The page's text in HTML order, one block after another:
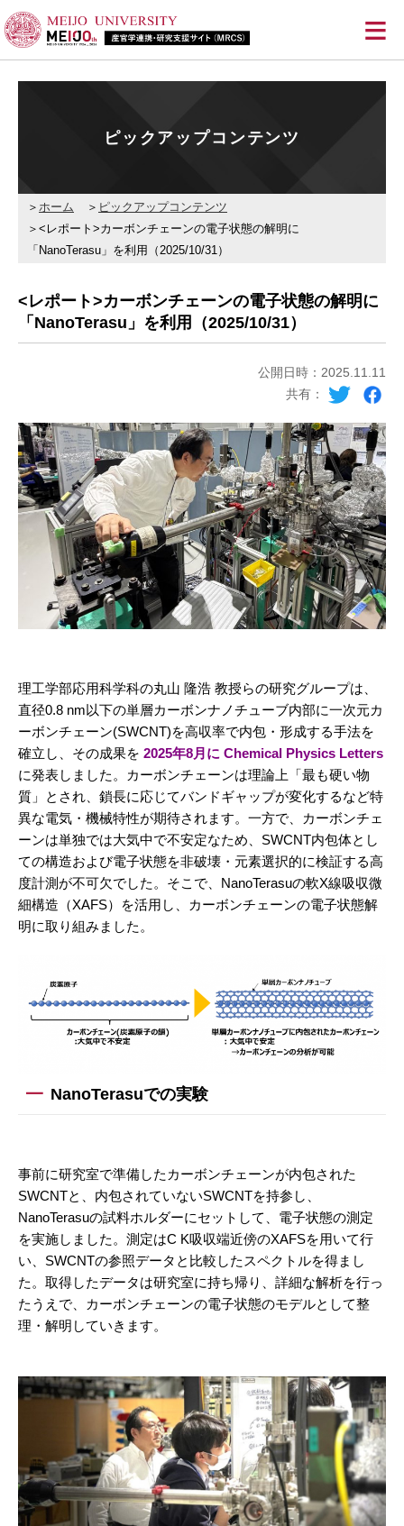
≡
ピックアップコンテンツ
ホーム
ピックアップコンテンツ
<レポート>カーボンチェーンの電子状態の解明に
「NanoTerasu」を利用（2025/10/31）
<レポート>カーボンチェーンの電子状態の解明に
「NanoTerasu」を利用（2025/10/31）
公開日時：2025.11.11
共有：
理工学部応用科学科の丸山 隆浩 教授らの研究グループは、
直径0.8 nm以下の単層カーボンナノチューブ内部に一次元カ
ーボンチェーン(SWCNT)を高収率で内包・形成する手法を
確立し、その成果を 2025年8月に Chemical Physics Letters
に発表しました。カーボンチェーンは理論上「最も硬い物
質」とされ、鎖長に応じてバンドギャップが変化するなど特
異な電気・機械特性が期待されます。一方で、カーボンチェ
ーンは単独では大気中で不安定なため、SWCNT内包体とし
ての構造および電子状態を非破壊・元素選択的に検証する高
度計測が不可欠でした。そこで、NanoTerasuの軟X線吸収微
細構造（XAFS）を活用し、カーボンチェーンの電子状態解
明に取り組みました。
NanoTerasuでの実験
事前に研究室で準備したカーボンチェーンが内包された
SWCNTと、内包されていないSWCNTを持参し、
NanoTerasuの試料ホルダーにセットして、電子状態の測定
を実施しました。測定はC K吸収端近傍のXAFSを用いて行
い、SWCNTの参照データと比較したスペクトルを得まし
た。取得したデータは研究室に持ち帰り、詳細な解析を行っ
たうえで、カーボンチェーンの電子状態のモデルとして整
理・解明していきます。